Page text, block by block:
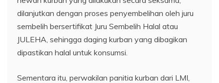
dilanjutkan dengan proses penyembelihan oleh juru
sembelih bersertifikat Juru Sembelih Halal atau
JULEHA, sehingga daging kurban yang dibagikan
dipastikan halal untuk konsumsi.
Sementara itu, perwakilan panitia kurban dari LMI,